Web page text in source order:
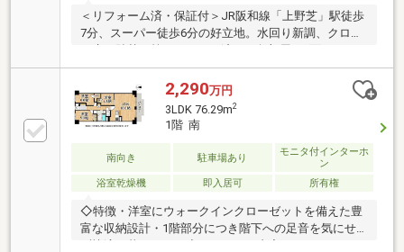
＜リフォーム済・保証付＞JR阪和線「上野芝」駅徒歩
7分、スーパー徒歩6分の好立地。水回り新調、クロス
ニー付きの3LDKです。ペット相談可（条件付）。
2,290万円
3LDK 76.29m2
1階 南
南向き 駐車場あり
モニタ付インターホ
ン
浴室乾燥機
即入居可 所有権
◇特徴・洋室にウォークインクローゼットを備えた豊
富な収納設計・1階部分につき階下への足音を気にせ